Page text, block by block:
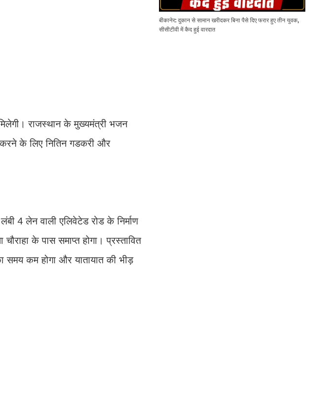
राजस्थान के मुख्यमंत्री भजन
के लिए नितिन गडकरी और
4 लेन वाली एलिवेटेड रोड के निर्माण
के पास समाप्त होगा। प्रस्तावित
समय कम होगा और यातायात की भीड़
बीकानेर: दुकान से सामान खरीदकर बिना पैसे दिए फरार हुए तीन युवक,
सीसीटीवी में कैद हुई वारदात